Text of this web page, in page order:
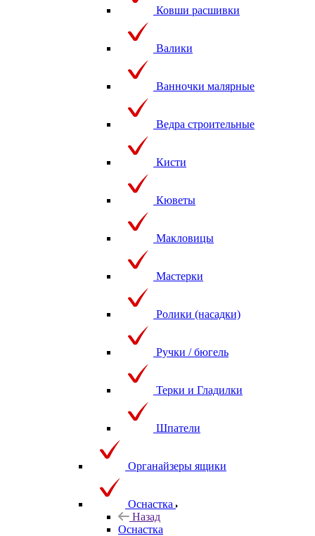
Ковши расшивки
Валики
Ванночки малярные
Ведра строительные
Кисти
Кюветы
Макловицы
Мастерки
Ролики (насадки)
Ручки / бюгель
Терки и Гладилки
Шпатели
Органайзеры ящики
Оснастка
Назад
Оснастка